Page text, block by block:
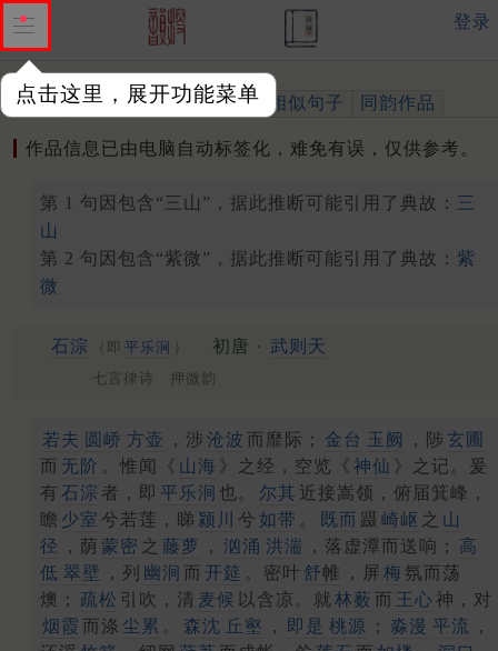
点击这里，展开功能菜单
登录
作品 标注四声 出处、引用 相似句子 同韵作品
作品信息已由电脑自动标签化，难免有误，仅供参考。
第 1 句因包含“三山”，据此推断可能引用了典故： 三
山
第 2 句因包含“紫微”，据此推断可能引用了典故： 紫
微
石淙 （即 平乐涧 ） 初唐 · 武则天
七言律诗 押微韵
若夫 圆峤 方壶 ，涉 沧波 而靡际； 金台 玉阙 ，陟 玄圃
而 无阶 。惟闻《 山海 》之经，空览《 神仙 》之记。爰
有 石淙 者，即 平乐涧 也。 尔其 近接嵩领，俯届箕峰，
瞻 少室 兮若莲，睇 颍川 兮 如带 。 既而 蹑 崎岖 之 山
径
，荫 蒙密 之 藤萝 ， 汹涌 洪湍 ，落虚潭而送响；
高
低 翠壁 ，列 幽涧 而 开筵 。密叶 舒帷 ，屏 梅 氛而荡
燠；
疏松 引吹，清 麦候 以含凉。就 林薮 而 王心神，对
烟霞 而涤 尘累 。 森沈 丘壑 ， 即是 桃源 ； 淼漫 平流
，